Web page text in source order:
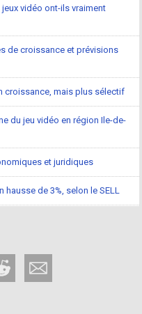
vidéo ont-ils vraiment
de croissance et prévisions
croissance, mais plus sélectif
du jeu vidéo en région Ile-de-
et juridiques
de 3%, selon le SELL